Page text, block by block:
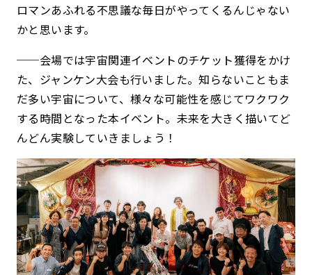
ロマンあふれる不思議な毎日がやってくるんじゃない
かと思います。
──会場では宇宙関連イベントのチケット獲得をかけ
た、ジャンケン大会も行いました。知らないこともま
だ多い宇宙について、様々な可能性を感じてワクワク
する時間となった本イベント。未来を大きく描いてど
んどん実験していきましょう！